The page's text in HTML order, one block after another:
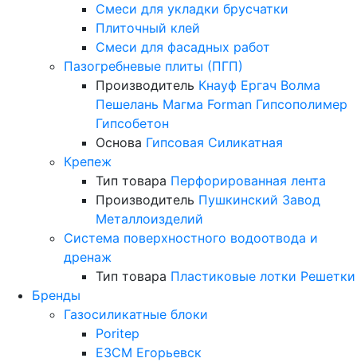
Смеси для укладки брусчатки
Плиточный клей
Смеси для фасадных работ
Пазогребневые плиты (ПГП)
Производитель Кнауф Ергач Волма
Пешелань Магма Forman Гипсополимер
Гипсобетон
Основа Гипсовая Силикатная
Крепеж
Тип товара Перфорированная лента
Производитель Пушкинский Завод
Металлоизделий
Система поверхностного водоотвода и
дренаж
Тип товара Пластиковые лотки Решетки
Бренды
Газосиликатные блоки
Poritep
ЕЗСМ Егорьевск